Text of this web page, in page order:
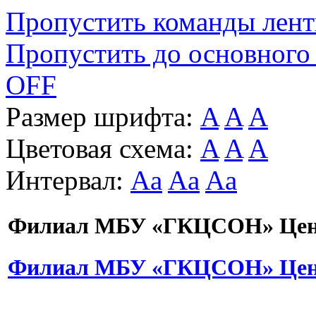
Пропустить команды
Пропустить до основного
OFF
Размер шрифта: A A A
Цветовая схема: A A A
Интервал: Aa Aa Aa
Филиал МБУ «ГКЦСОН»
Филиал МБУ «ГКЦСОН»